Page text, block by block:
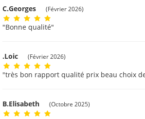
C.Georges (Février 2026)
"Bonne qualité"
.Loic (Février 2026)
"très bon rapport qualité prix beau choix
B.Elisabeth (Octobre 2025)